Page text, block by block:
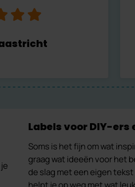
Labels voor DIY-ers
Soms is het fijn om wat
graag wat ideeën voor het
de slag met een eigen